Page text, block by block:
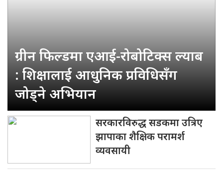
ग्रीन फिल्डमा एआई-रोबोटिक्स ल्याब
: शिक्षालाई आधुनिक प्रविधिसँग
जोड्ने अभियान
सरकारविरुद्ध सडकमा उत्रिए
झापाका शैक्षिक परामर्श
व्यवसायी